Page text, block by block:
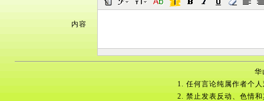
内容
华
1. 任何言论纯属作者个
2. 禁止发表反动、色情